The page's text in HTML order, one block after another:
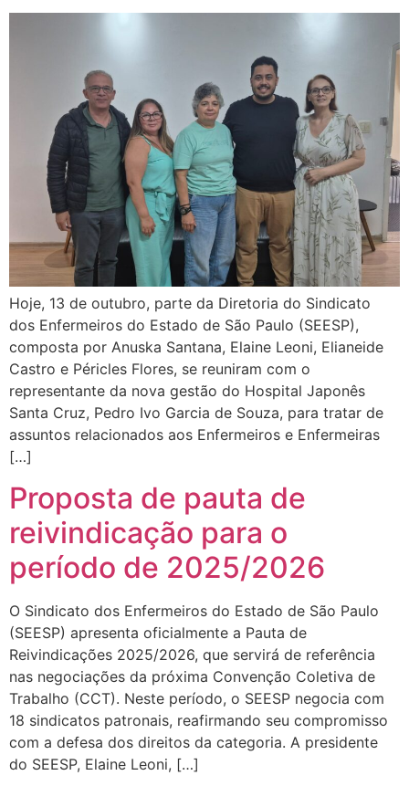
Hoje, 13 de outubro, parte da Diretoria do Sindicato
dos Enfermeiros do Estado de São Paulo (SEESP),
composta por Anuska Santana, Elaine Leoni, Elianeide
Castro e Péricles Flores, se reuniram com o
representante da nova gestão do Hospital Japonês
Santa Cruz, Pedro Ivo Garcia de Souza, para tratar de
assuntos relacionados aos Enfermeiros e Enfermeiras
[…]
Proposta de pauta de
reivindicação para o
período de 2025/2026
O Sindicato dos Enfermeiros do Estado de São Paulo
(SEESP) apresenta oficialmente a Pauta de
Reivindicações 2025/2026, que servirá de referência
nas negociações da próxima Convenção Coletiva de
Trabalho (CCT). Neste período, o SEESP negocia com
18 sindicatos patronais, reafirmando seu compromisso
com a defesa dos direitos da categoria. A presidente
do SEESP, Elaine Leoni, […]